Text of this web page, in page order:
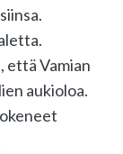
että Vamian
aukioloa.